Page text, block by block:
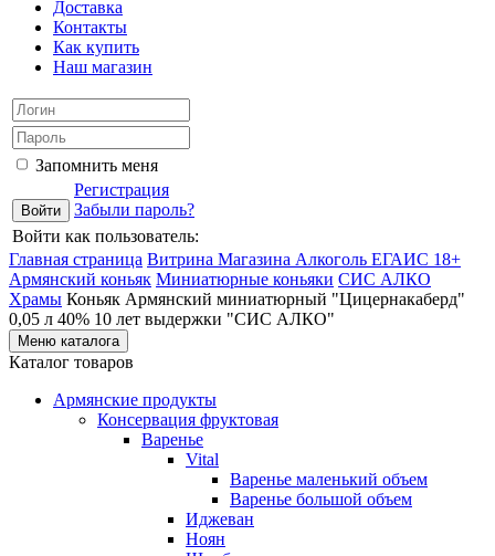
Доставка
Контакты
Как купить
Наш магазин
Запомнить меня
Регистрация
Забыли пароль?
Войти как пользователь:
Главная страница Витрина Магазина Алкоголь ЕГАИС 18+
Армянский коньяк Миниатюрные коньяки СИС АЛКО
Храмы Коньяк Армянский миниатюрный "Цицернакаберд"
0,05 л 40% 10 лет выдержки "СИС АЛКО"
Меню каталога
Каталог товаров
Армянские продукты
Консервация фруктовая
Варенье
Vital
Варенье маленький объем
Варенье большой объем
Иджеван
Ноян